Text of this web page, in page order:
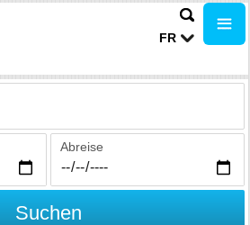
FR
Abreise
Suchen